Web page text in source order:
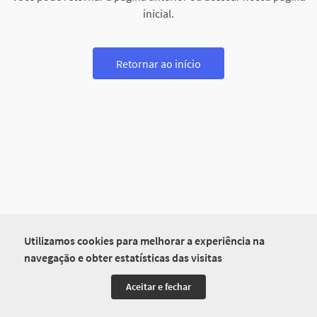
Utilizamos cookies para melhorar a experiência na
navegação e obter estatísticas das visitas
Aceitar e fechar
inicial.
Retornar ao início